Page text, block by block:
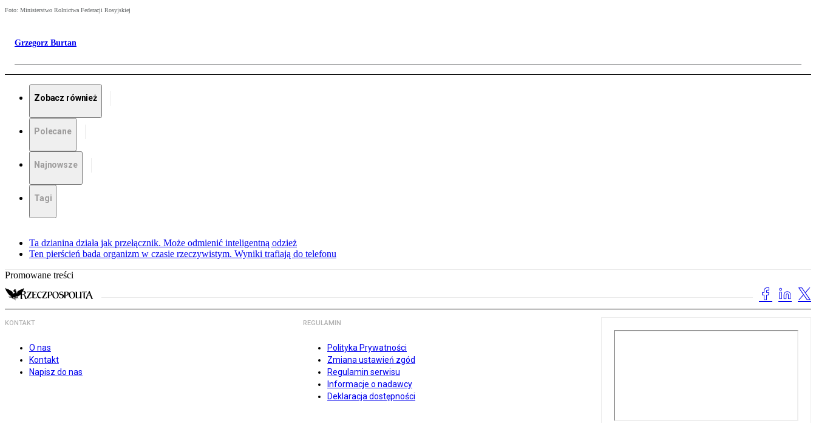
Foto: Ministerstwo Rolnictwa Federacji Rosyjskiej
Grzegorz Burtan
Zobacz również
Polecane
Najnowsze
Tagi
Ta dzianina działa jak przełącznik. Może odmienić inteligentną odzież
Ten pierścień bada organizm w czasie rzeczywistym. Wyniki trafiają do telefonu
Promowane treści
KONTAKT
O nas
Kontakt
Napisz do nas
REGULAMIN
Polityka Prywatności
Zmiana ustawień zgód
Regulamin serwisu
Informacje o nadawcy
Deklaracja dostępności